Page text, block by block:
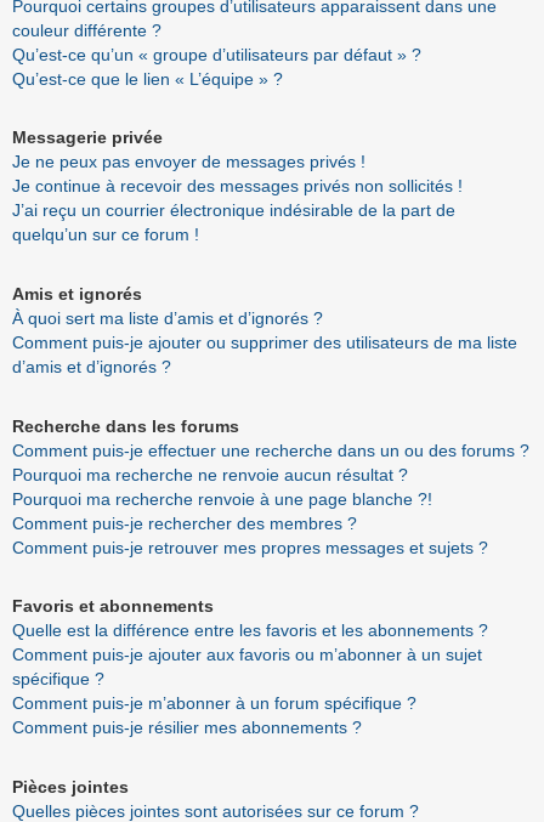
Pourquoi certains groupes d’utilisateurs apparaissent dans une
couleur différente ?
Qu’est-ce qu’un « groupe d’utilisateurs par défaut » ?
Qu’est-ce que le lien « L’équipe » ?
Messagerie privée
Je ne peux pas envoyer de messages privés !
Je continue à recevoir des messages privés non sollicités !
J’ai reçu un courrier électronique indésirable de la part de
quelqu’un sur ce forum !
Amis et ignorés
À quoi sert ma liste d’amis et d’ignorés ?
Comment puis-je ajouter ou supprimer des utilisateurs de ma liste
d’amis et d’ignorés ?
Recherche dans les forums
Comment puis-je effectuer une recherche dans un ou des forums ?
Pourquoi ma recherche ne renvoie aucun résultat ?
Pourquoi ma recherche renvoie à une page blanche ?!
Comment puis-je rechercher des membres ?
Comment puis-je retrouver mes propres messages et sujets ?
Favoris et abonnements
Quelle est la différence entre les favoris et les abonnements ?
Comment puis-je ajouter aux favoris ou m’abonner à un sujet
spécifique ?
Comment puis-je m’abonner à un forum spécifique ?
Comment puis-je résilier mes abonnements ?
Pièces jointes
Quelles pièces jointes sont autorisées sur ce forum ?